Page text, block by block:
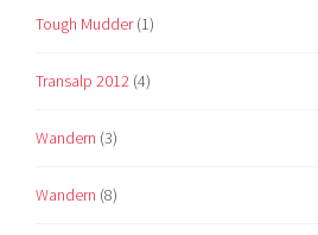
Tough Mudder(1)
Transalp 2012 (4)
Wandern (3)
Wandern (8)